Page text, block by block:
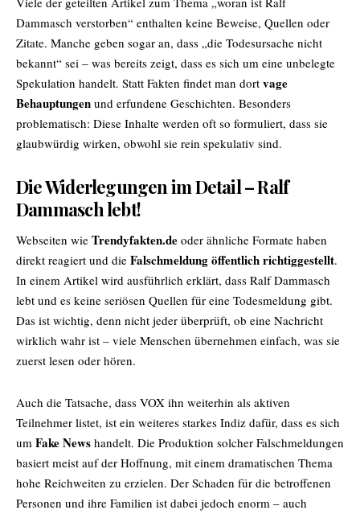
Dammasch verstorben“ enthalten keine Beweise, Quellen oder
Zitate. Manche geben sogar an, dass „die Todesursache nicht
bekannt“ sei – was bereits zeigt, dass es sich um eine unbelegte
Spekulation handelt. Statt Fakten findet man dort vage
Behauptungen und erfundene Geschichten. Besonders
problematisch: Diese Inhalte werden oft so formuliert, dass sie
glaubwürdig wirken, obwohl sie rein spekulativ sind.
Die Widerlegungen im Detail – Ralf
Dammasch lebt!
Webseiten wie Trendyfakten.de oder ähnliche Formate haben
direkt reagiert und die Falschmeldung öffentlich richtiggestellt.
In einem Artikel wird ausführlich erklärt, dass Ralf Dammasch
lebt und es keine seriösen Quellen für eine Todesmeldung gibt.
Das ist wichtig, denn nicht jeder überprüft, ob eine Nachricht
wirklich wahr ist – viele Menschen übernehmen einfach, was sie
zuerst lesen oder hören.
Auch die Tatsache, dass VOX ihn weiterhin als aktiven
Teilnehmer listet, ist ein weiteres starkes Indiz dafür, dass es sich
um Fake News handelt. Die Produktion solcher Falschmeldungen
basiert meist auf der Hoffnung, mit einem dramatischen Thema
hohe Reichweiten zu erzielen. Der Schaden für die betroffenen
Personen und ihre Familien ist dabei jedoch enorm – auch